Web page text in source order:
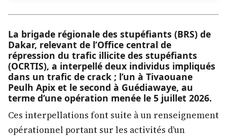
La brigade régionale des stupéfiants (BRS) de
Dakar, relevant de l’Office central de
répression du trafic illicite des stupéfiants
(OCRTIS), a interpellé deux individus impliqués
dans un trafic de crack ; l’un à Tivaouane
Peulh Apix et le second à Guédiawaye, au
terme d’une opération menée le 5 juillet 2026.
Ces interpellations font suite à un renseignement
opérationnel portant sur les activités d’un